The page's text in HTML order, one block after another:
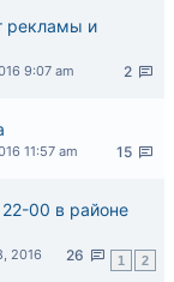
рекламы и
2
9:07 am
15
11:57 am
00 в районе
1 2
26
2016